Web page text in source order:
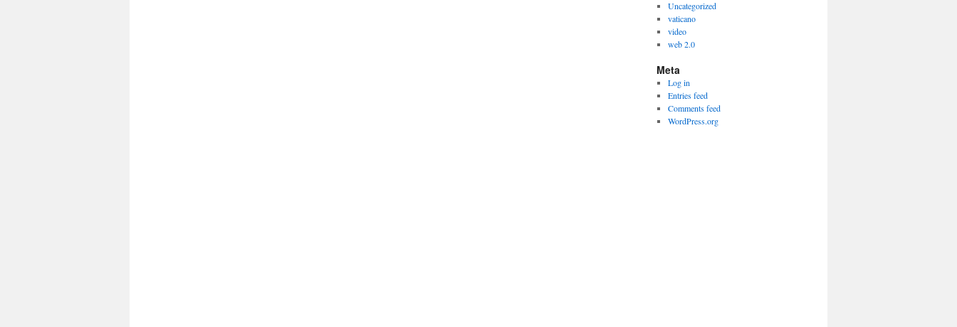
Uncategorized
vaticano
video
web 2.0
Meta
Log in
Entries feed
Comments feed
WordPress.org